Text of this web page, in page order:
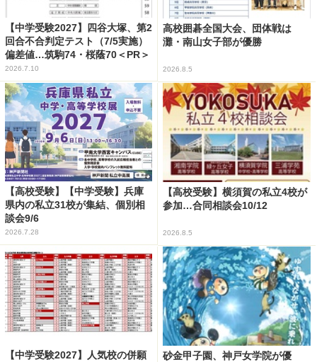
【中学受験2027】四谷大塚、第2
回合不合判定テスト（7/5実施）
偏差値…筑駒74・桜蔭70＜PR＞
2026.7.10
高校囲碁全国大会、団体戦は
灘・南山女子部が優勝
2026.8.5
【高校受験】【中学受験】兵庫
県内の私立31校が集結、個別相
談会9/6
2026.7.28
【高校受験】横須賀の私立4校が
参加…合同相談会10/12
2026.8.5
【中学受験2027】人気校の併願
砂金甲子園、神戸女学院が優